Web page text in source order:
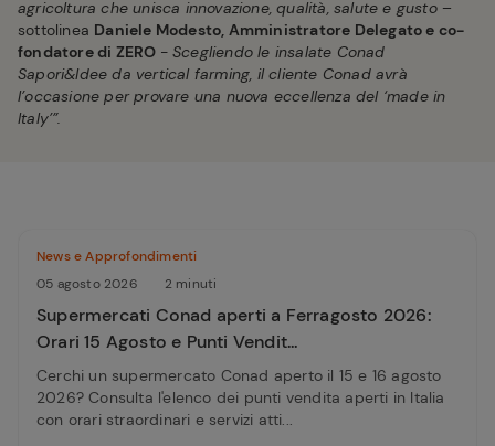
agricoltura che unisca innovazione, qualità, salute e gusto–
sottolinea Daniele Modesto, Amministratore Delegato e co-
fondatore di ZERO - Scegliendo le insalate Conad
Sapori&Idee da vertical farming, il cliente Conad avrà
l’occasione per provare una nuova eccellenza del ‘made in
Italy’”.
News e Approfondimenti
05 agosto 2026
2 minuti
Supermercati Conad aperti a Ferragosto 2026:
Orari 15 Agosto e Punti Vendit...
Cerchi un supermercato Conad aperto il 15 e 16 agosto
2026? Consulta l'elenco dei punti vendita aperti in Italia
con orari straordinari e servizi atti...